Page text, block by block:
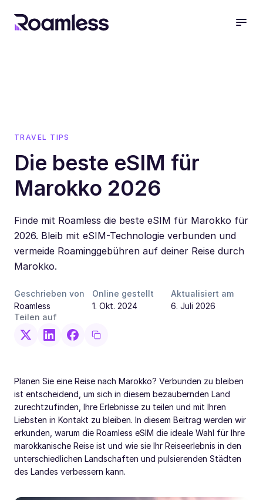
TRAVEL TIPS
Die beste eSIM für
Marokko 2026
Finde mit Roamless die beste eSIM für Marokko für
2026. Bleib mit eSIM-Technologie verbunden und
vermeide Roaminggebühren auf deiner Reise durch
Marokko.
Geschrieben von
Roamless
Online gestellt
1. Okt. 2024
Aktualisiert am
6. Juli 2026
Teilen auf
Planen Sie eine Reise nach Marokko? Verbunden zu bleiben
ist entscheidend, um sich in diesem bezaubernden Land
zurechtzufinden, Ihre Erlebnisse zu teilen und mit Ihren
Liebsten in Kontakt zu bleiben. In diesem Beitrag werden wir
erkunden, warum die Roamless eSIM die ideale Wahl für Ihre
marokkanische Reise ist und wie sie Ihr Reiseerlebnis in den
unterschiedlichen Landschaften und pulsierenden Städten
des Landes verbessern kann.